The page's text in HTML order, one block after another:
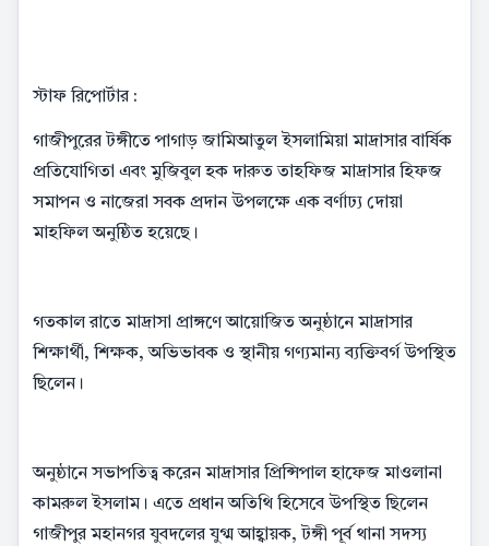
স্টাফ রিপোর্টার :
গাজীপুরের টঙ্গীতে পাগাড় জামিআতুল ইসলামিয়া মাদ্রাসার বার্ষিক
প্রতিযোগিতা এবং মুজিবুল হক দারুত তাহফিজ মাদ্রাসার হিফজ
সমাপন ও নাজেরা সবক প্রদান উপলক্ষে এক বর্ণাঢ্য দোয়া
মাহফিল অনুষ্ঠিত হয়েছে।
গতকাল রাতে মাদ্রাসা প্রাঙ্গণে আয়োজিত অনুষ্ঠানে মাদ্রাসার
শিক্ষার্থী, শিক্ষক, অভিভাবক ও স্থানীয় গণ্যমান্য ব্যক্তিবর্গ উপস্থিত
ছিলেন।
অনুষ্ঠানে সভাপতিত্ব করেন মাদ্রাসার প্রিন্সিপাল হাফেজ মাওলানা
কামরুল ইসলাম। এতে প্রধান অতিথি হিসেবে উপস্থিত ছিলেন
গাজীপুর মহানগর যুবদলের যুগ্ম আহ্বায়ক, টঙ্গী পূর্ব থানা সদস্য